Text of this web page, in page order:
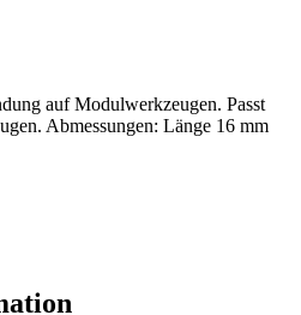
auf Modulwerkzeugen. Passt
Abmessungen: Länge 16 mm